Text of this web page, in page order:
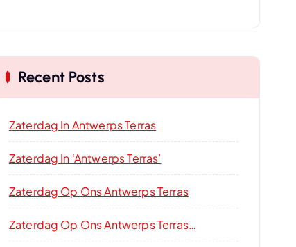
Recent Posts
Zaterdag In Antwerps Terras
Zaterdag In ‘Antwerps Terras’
Zaterdag Op Ons Antwerps Terras
Zaterdag Op Ons Antwerps Terras…